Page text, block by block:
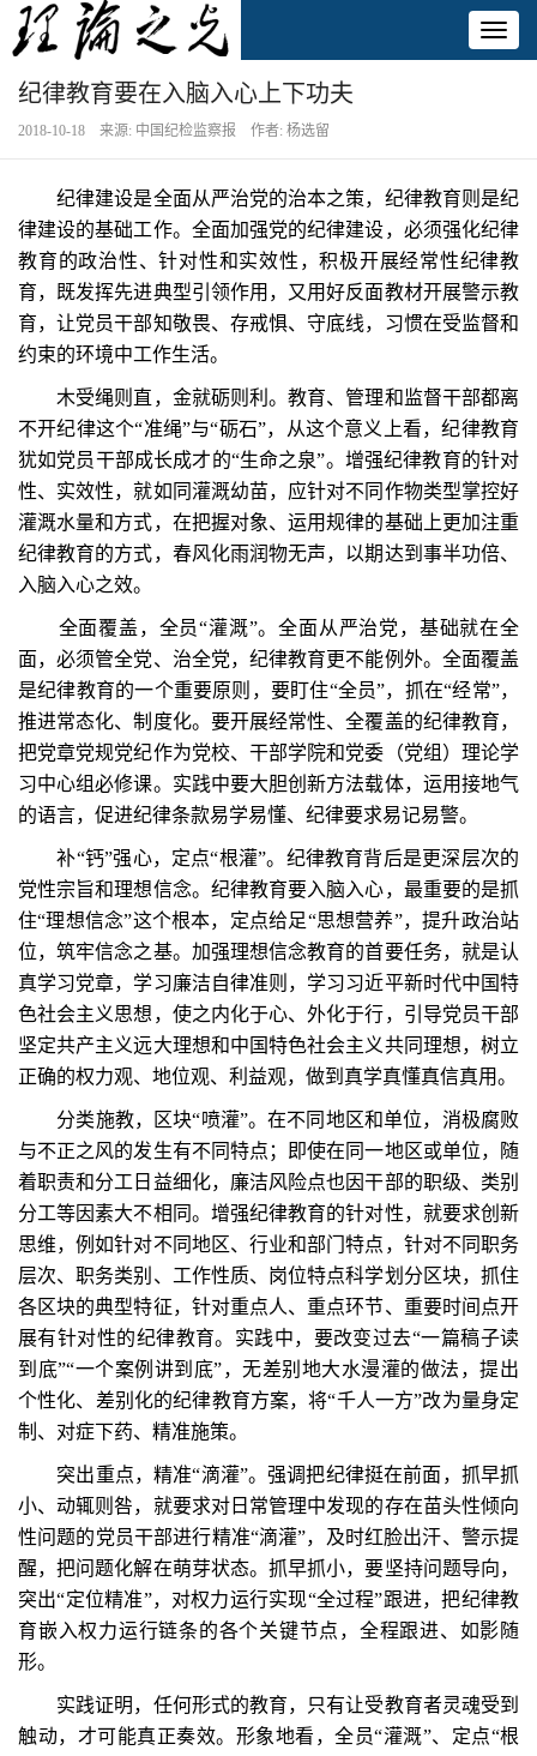
纪律教育要在入脑入心上下功夫
2018-10-18 来源: 中国纪检监察报 作者: 杨选留
纪律建设是全面从严治党的治本之策，纪律教育则是纪
律建设的基础工作。全面加强党的纪律建设，必须强化纪律
教育的政治性、针对性和实效性，积极开展经常性纪律教
育，既发挥先进典型引领作用，又用好反面教材开展警示教
育，让党员干部知敬畏、存戒惧、守底线，习惯在受监督和
约束的环境中工作生活。
木受绳则直，金就砺则利。教育、管理和监督干部都离
不开纪律这个“准绳”与“砺石”，从这个意义上看，纪律教育
犹如党员干部成长成才的“生命之泉”。增强纪律教育的针对
性、实效性，就如同灌溉幼苗，应针对不同作物类型掌控好
灌溉水量和方式，在把握对象、运用规律的基础上更加注重
纪律教育的方式，春风化雨润物无声，以期达到事半功倍、
入脑入心之效。
全面覆盖，全员“灌溉”。全面从严治党，基础就在全
面，必须管全党、治全党，纪律教育更不能例外。全面覆盖
是纪律教育的一个重要原则，要盯住“全员”，抓在“经常”，
推进常态化、制度化。要开展经常性、全覆盖的纪律教育，
把党章党规党纪作为党校、干部学院和党委（党组）理论学
习中心组必修课。实践中要大胆创新方法载体，运用接地气
的语言，促进纪律条款易学易懂、纪律要求易记易警。
补“钙”强心，定点“根灌”。纪律教育背后是更深层次的
党性宗旨和理想信念。纪律教育要入脑入心，最重要的是抓
住“理想信念”这个根本，定点给足“思想营养”，提升政治站
位，筑牢信念之基。加强理想信念教育的首要任务，就是认
真学习党章，学习廉洁自律准则，学习习近平新时代中国特
色社会主义思想，使之内化于心、外化于行，引导党员干部
坚定共产主义远大理想和中国特色社会主义共同理想，树立
正确的权力观、地位观、利益观，做到真学真懂真信真用。
分类施教，区块“喷灌”。在不同地区和单位，消极腐败
与不正之风的发生有不同特点；即使在同一地区或单位，随
着职责和分工日益细化，廉洁风险点也因干部的职级、类别
分工等因素大不相同。增强纪律教育的针对性，就要求创新
思维，例如针对不同地区、行业和部门特点，针对不同职务
层次、职务类别、工作性质、岗位特点科学划分区块，抓住
各区块的典型特征，针对重点人、重点环节、重要时间点开
展有针对性的纪律教育。实践中，要改变过去“一篇稿子读
到底”“一个案例讲到底”，无差别地大水漫灌的做法，提出
个性化、差别化的纪律教育方案，将“千人一方”改为量身定
制、对症下药、精准施策。
突出重点，精准“滴灌”。强调把纪律挺在前面，抓早抓
小、动辄则咎，就要求对日常管理中发现的存在苗头性倾向
性问题的党员干部进行精准“滴灌”，及时红脸出汗、警示提
醒，把问题化解在萌芽状态。抓早抓小，要坚持问题导向，
突出“定位精准”，对权力运行实现“全过程”跟进，把纪律教
育嵌入权力运行链条的各个关键节点，全程跟进、如影随
形。
实践证明，任何形式的教育，只有让受教育者灵魂受到
触动，才可能真正奏效。形象地看，全员“灌溉”、定点“根